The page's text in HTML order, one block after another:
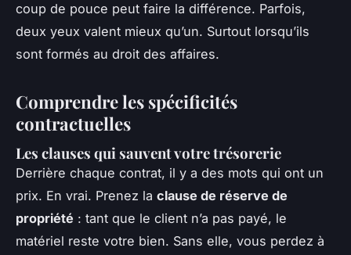
coup de pouce peut faire la différence. Parfois,
deux yeux valent mieux qu’un. Surtout lorsqu’ils
sont formés au droit des affaires.
Comprendre les spécificités
contractuelles
Les clauses qui sauvent votre trésorerie
Derrière chaque contrat, il y a des mots qui ont un
prix. En vrai. Prenez la clause de réserve de
propriété : tant que le client n’a pas payé, le
matériel reste votre bien. Sans elle, vous perdez à